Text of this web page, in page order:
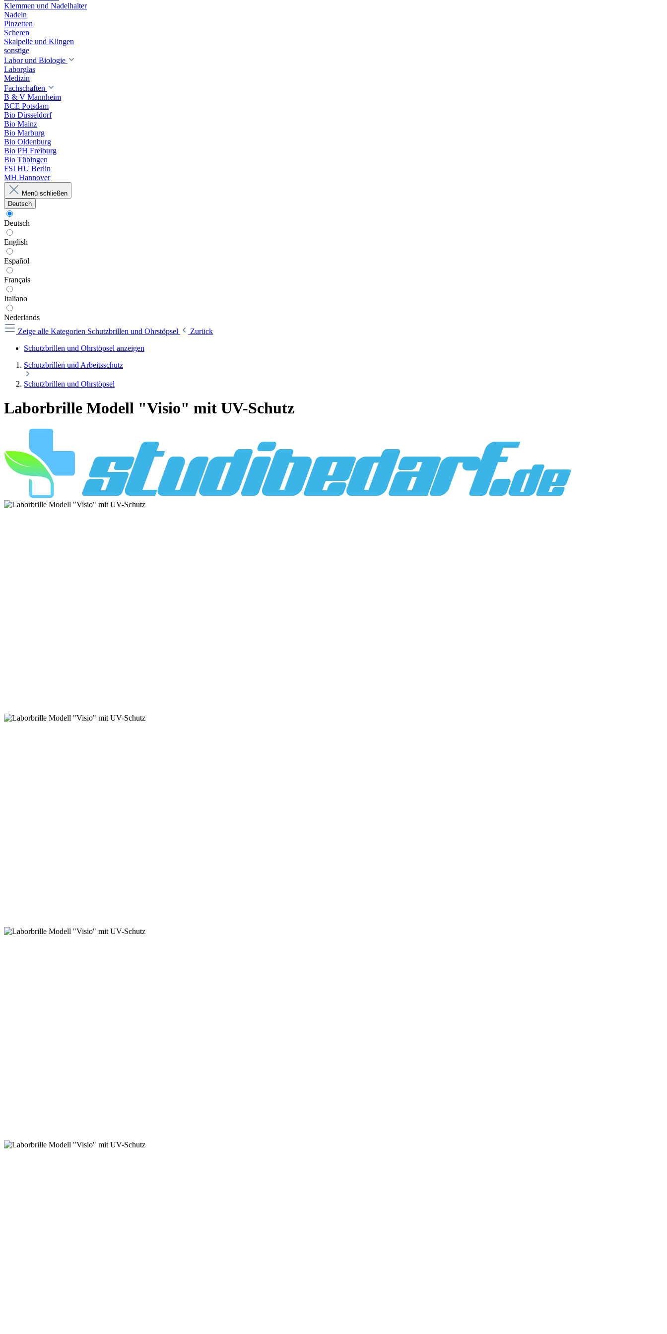
Klemmen und Nadelhalter
Nadeln
Pinzetten
Scheren
Skalpelle und Klingen
sonstige
Labor und Biologie
Laborglas
Medizin
Fachschaften
B & V Mannheim
BCE Potsdam
Bio Düsseldorf
Bio Mainz
Bio Marburg
Bio Oldenburg
Bio PH Freiburg
Bio Tübingen
FSI HU Berlin
MH Hannover
Menü schließen
Deutsch
Deutsch
English
Español
Français
Italiano
Nederlands
Zeige alle Kategorien Schutzbrillen und Ohrstöpsel
Zurück
Schutzbrillen und Ohrstöpsel anzeigen
Schutzbrillen und Arbeitsschutz
Schutzbrillen und Ohrstöpsel
Laborbrille Modell "Visio" mit UV-Schutz